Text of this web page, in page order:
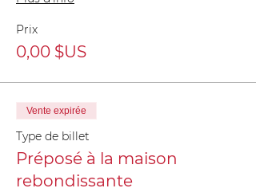
Prix
0,00 $US
Vente expirée
Type de billet
Préposé à la maison
rebondissante